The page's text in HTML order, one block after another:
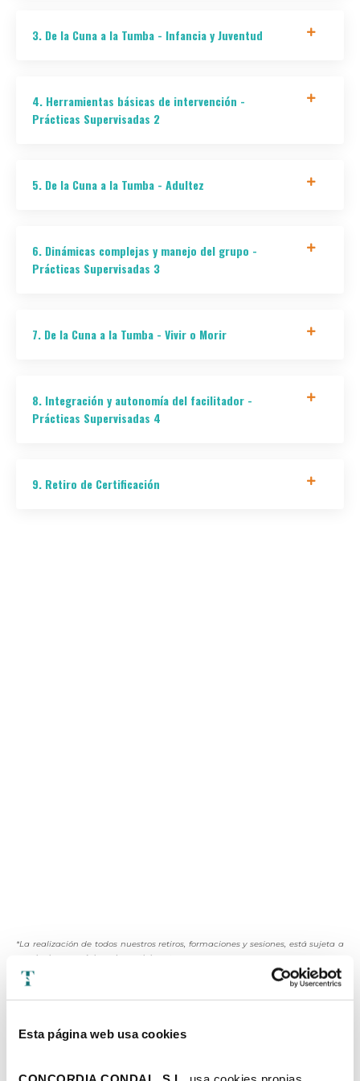
Esta página web usa cookies
3. De la Cuna a la Tumba - Infancia y Juventud
4. Herramientas básicas de intervención -
Prácticas Supervisadas 2
5. De la Cuna a la Tumba - Adultez
6. Dinámicas complejas y manejo del grupo -
Prácticas Supervisadas 3
7. De la Cuna a la Tumba - Vivir o Morir
8. Integración y autonomía del facilitador -
Prácticas Supervisadas 4
9. Retiro de Certificación
*La realización de todos nuestros retiros, formaciones y sesiones, está sujeta a
reunir el cupo mínimo de participantes.
El importe de la
, una vez abonado, no se devolverá. Si se ha pagado en
su totalidad, solamente se podrá disponer del importe
restante como bono
para un futuro Módulo.
Sobre la política de Reservas
Entendemos que a veces surgen imprevistos que pueden cambiar tus planes.